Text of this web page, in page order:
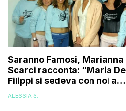
Saranno Famosi, Marianna
Scarci racconta: “Maria De
Filippi si sedeva con noi a
fumare una sigaretta, ma
ALESSIA S.